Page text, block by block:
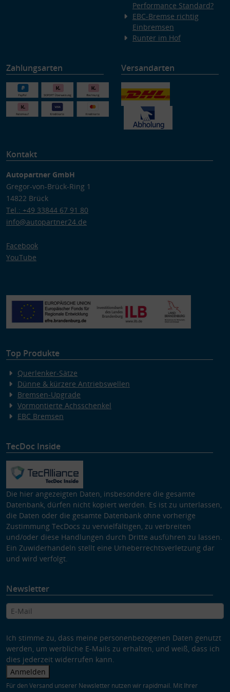
Performance Standard?
EBC-Bremse richtig
Einbremsen
Runter im Hof
Zahlungsarten Versandarten
Kontakt
Autopartner GmbH
Gregor-von-Brück-Ring 1
14822 Brück
Tel.: +49 33844 67 91 80
info@autopartner24.de
Facebook
YouTube
Top Produkte
Querlenker-Sätze
Dünne & kürzere Antriebswellen
Bremsen-Upgrade
Vormontierte Achsschenkel
EBC Bremsen
TecDoc Inside
Die hier angezeigten Daten, insbesondere die gesamte
Datenbank, dürfen nicht kopiert werden. Es ist zu unterlassen,
die Daten oder die gesamte Datenbank ohne vorherige
Zustimmung TecDocs zu vervielfältigen, zu verbreiten
und/oder diese Handlungen durch Dritte ausführen zu lassen.
Ein Zuwiderhandeln stellt eine Urheberrechtsverletzung dar
und wird verfolgt.
Newsletter
Ich stimme zu, dass meine personenbezogenen Daten genutzt
werden, um werbliche E-Mails zu erhalten, und weiß, dass ich
dies jederzeit widerrufen kann.
Anmelden
Für den Versand unserer Newsletter nutzen wir rapidmail. Mit Ihrer